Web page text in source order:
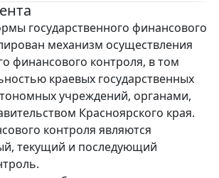
государственного финансового
механизм осуществления
финансового контроля, в том
краевых государственных
учреждений, органами,
Красноярского края.
контроля являются
текущий и последующий